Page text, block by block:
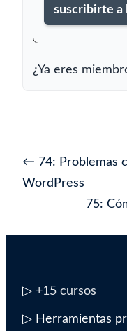
suscribirte a
¿Ya eres
Navegación
de
← 74: Problemas
WordPress
75:
▷ +15 cursos
▷ Herramientas